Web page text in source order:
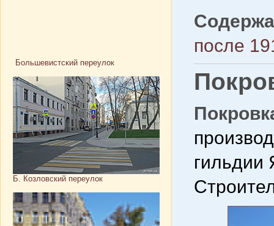
Большевистский переулок
Б. Козловский переулок
после
гильдии